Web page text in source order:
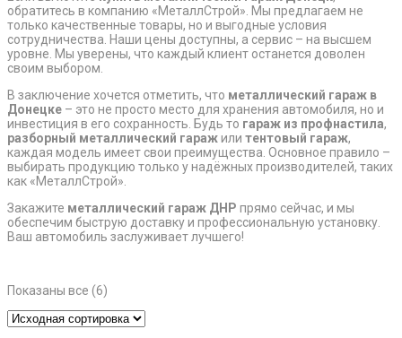
обратитесь в компанию «МеталлСтрой». Мы предлагаем не
только качественные товары, но и выгодные условия
сотрудничества. Наши цены доступны, а сервис – на высшем
уровне. Мы уверены, что каждый клиент останется доволен
своим выбором.
В заключение хочется отметить, что металлический гараж в
Донецке – это не просто место для хранения автомобиля, но и
инвестиция в его сохранность. Будь то гараж из профнастила,
разборный металлический гаражили тентовый гараж,
каждая модель имеет свои преимущества. Основное правило –
выбирать продукцию только у надёжных производителей, таких
как «МеталлСтрой».
Закажите металлический гараж ДНР прямо сейчас, и мы
обеспечим быструю доставку и профессиональную установку.
Ваш автомобиль заслуживает лучшего!
Показаны все (6)